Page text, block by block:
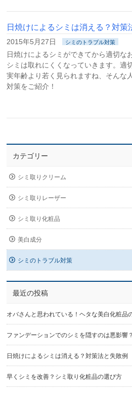
日焼けによるシミは消える？対策
2015年5月27日 シミのトラブル対策
日焼けによるシミができてから適切な
シミは取れにくくなっていきます。適
実年齢より若く見られますね、そんな
対策をご紹介！
カテゴリー
シミ取りクリーム
シミ取りレーザー
シミ取り化粧品
美白成分
シミのトラブル対策
最近の投稿
オバさんと思われている！ヘタな美白化粧品
ファンデーションでのシミを隠すのは悪影響？
日焼けによるシミは消える？対策法と失敗例
早くシミを改善？シミ取り化粧品の選び方